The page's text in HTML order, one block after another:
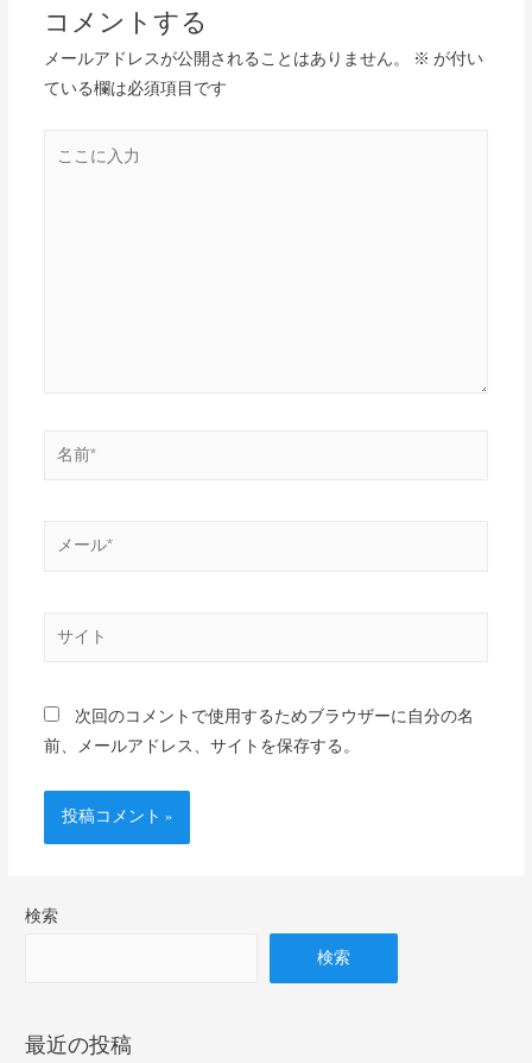
コメントする
メールアドレスが公開されることはありません。 ※ が付い
ている欄は必須項目です
次回のコメントで使用するためブラウザーに自分の名
前、メールアドレス、サイトを保存する。
検索
検索
最近の投稿